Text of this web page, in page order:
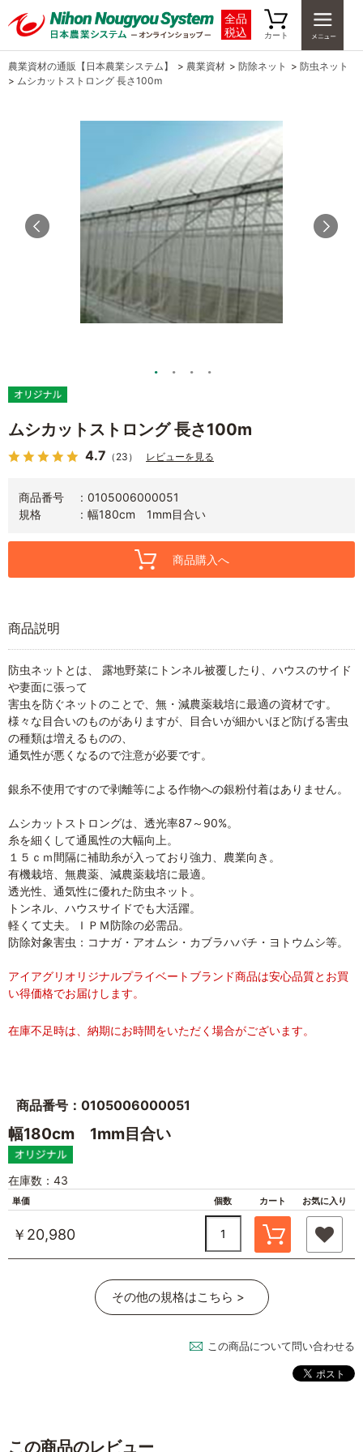
全品
税込
カート
農業資材の通販【日本農業システム】 > 農業資材 > 防除ネット > 防虫ネット
> ムシカットストロング 長さ100m
ムシカットストロング 長さ100m
4.7 （23） レビューを見る
商品番号
0105006000051
規格
幅180cm 1mm目合い
商品購入へ
商品説明
防虫ネットとは、 露地野菜にトンネル被覆したり、ハウスのサイド
や妻面に張って
害虫を防ぐネットのことで、無・減農薬栽培に最適の資材です。
様々な目合いのものがありますが、目合いが細かいほど防げる害虫
の種類は増えるものの、
通気性が悪くなるので注意が必要です。
銀糸不使用ですので剥離等による作物への銀粉付着はありません。
ムシカットストロングは、透光率87～90%。
糸を細くして通風性の大幅向上。
１５ｃｍ間隔に補助糸が入っており強力、農業向き。
有機栽培、無農薬、減農薬栽培に最適。
透光性、通気性に優れた防虫ネット。
トンネル、ハウスサイドでも大活躍。
軽くて丈夫。ＩＰＭ防除の必需品。
防除対象害虫：コナガ・アオムシ・カブラハバチ・ヨトウムシ等。
アイアグリオリジナルプライベートブランド商品は安心品質とお買
い得価格でお届けします。
在庫不足時は、納期にお時間をいただく場合がございます。
商品番号：0105006000051
幅180cm 1mm目合い
在庫数：43
単価 個数 カート お気に入り
￥20,980
その他の規格はこちら >
この商品について問い合わせる
この商品のレビュー